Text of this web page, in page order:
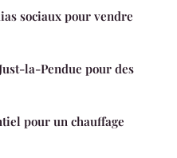
sociaux pour vendre
la-Pendue pour des
pour un chauffage